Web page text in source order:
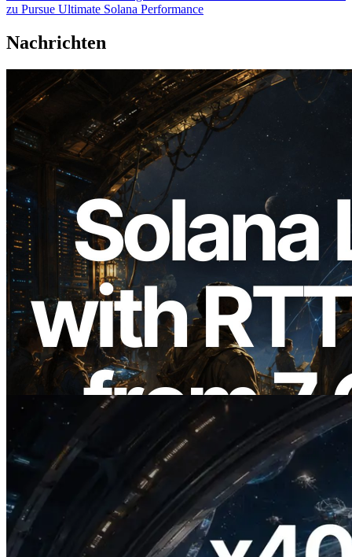
zu Pursue Ultimate Solana Performance
Nachrichten
2026.08.05
ERPC erweitert Solana Leader Slot API
um Ping-Messung aus 7 globalen
Regionen — Validators Information API
ebenfalls gestartet
Lesen Sie diesen Artikel